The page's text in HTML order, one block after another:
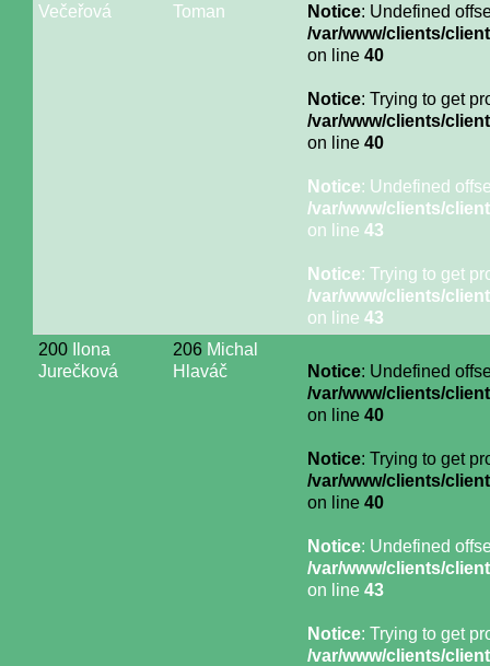
Večeřová
Toman
Notice: Undefined
/var/www/clients/
on line 40
Notice: Trying to get
/var/www/clients/
on line 40
Notice: Undefined
/var/www/clients/
on line 43
Notice: Trying to get
/var/www/clients/
on line 43
200
Ilona
Jurečková
206 Michal
Hlaváč
Notice: Undefined
/var/www/clients/
on line 40
Notice: Trying to get
/var/www/clients/
on line 40
Notice: Undefined
/var/www/clients/
on line 43
Notice: Trying to get
/var/www/clients/